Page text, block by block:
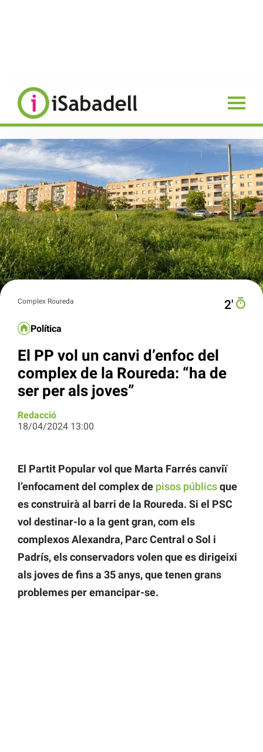
Complex Roureda 2′
Política
El PP vol un canvi d’enfoc del
complex de la Roureda: “ha de
ser per als joves”
Redacció
18/04/2024 13:00
El Partit Popular vol que Marta Farrés canviï
l’enfocament del complex de pisos públicsque
es construirà al barri de la Roureda. Si el PSC
vol destinar-lo a la gent gran, com els
complexos Alexandra, Parc Central o Sol i
Padrís, els conservadors volen que es dirigeixi
als joves de fins a 35 anys, que tenen grans
problemes per emancipar-se.